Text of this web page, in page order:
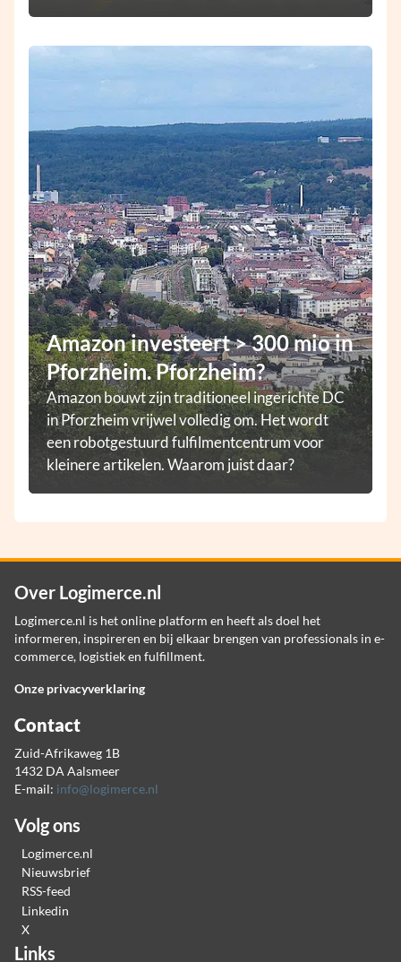
Amazon investeert > 300 mio in
Pforzheim. Pforzheim?
Amazon bouwt zijn traditioneel ingerichte DC
in Pforzheim vrijwel volledig om. Het wordt
een robotgestuurd fulfilmentcentrum voor
kleinere artikelen. Waarom juist daar?
Over Logimerce.nl
Logimerce.nl is het online platform en heeft als doel het
informeren, inspireren en bij elkaar brengen van professionals in e-
commerce, logistiek en fulfillment.
Onze privacyverklaring
Contact
Zuid-Afrikaweg 1B
1432 DA Aalsmeer
E-mail: info@logimerce.nl
Volg ons
Logimerce.nl
Nieuwsbrief
RSS-feed
Linkedin
X
Links